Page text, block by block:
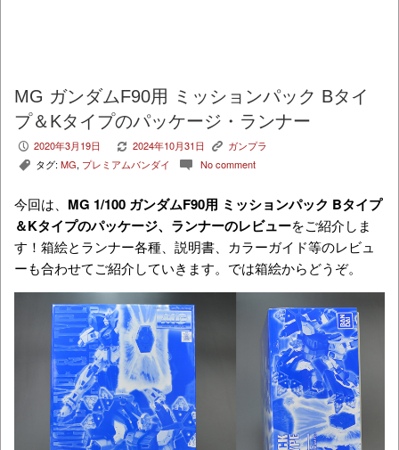
MG ガンダムF90用 ミッションパック Bタイ
プ＆Kタイプのパッケージ・ランナー
P 2020年3月19日 V 2024年10月31日 K ガンプラ
, タグ: MG, プレミアムバンダイ c No comment
今回は、 MG 1/100 ガンダムF90用 ミッションパック Bタイプ
＆Kタイプのパッケージ、ランナーのレビューをご紹介しま
す！箱絵とランナー各種、説明書、カラーガイド等のレビュ
ーも合わせてご紹介していきます。では箱絵からどうぞ。